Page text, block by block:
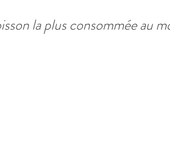
la plus consommée au